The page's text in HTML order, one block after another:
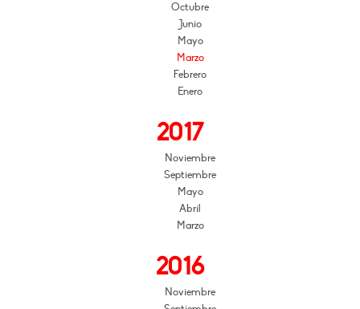
Octubre
Junio
Mayo
Marzo
Febrero
Enero
2017
Noviembre
Septiembre
Mayo
Abril
Marzo
2016
Noviembre